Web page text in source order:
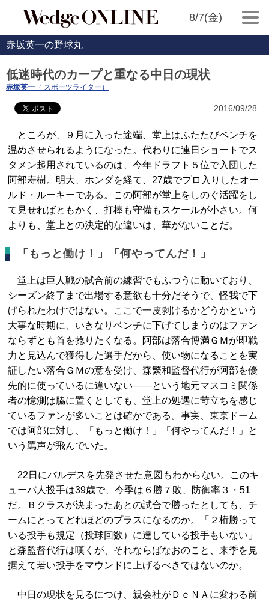
8/7(金)
赤坂英一の野球丸
低迷時代のカープと重なる中日の現状
赤坂英一 （ スポーツライター）
2016/09/28
ところが、９月に入った途端、堂上はふたたびベンチを
温めさせられるようになった。代わりに連日ショートでス
タメン起用されているのは、今年ドラフト５位で入団した
阿部寿樹。明大、ホンダを経て、27歳でプロ入りしたオー
ルド・ルーキーである。この阿部が堂上をしのぐ活躍をし
て見せればともかく、打棒も守備もスケールが小さい。何
よりも、堂上との決定的な違いは、華がないことだ。
「もっと働け！」「何やってんだ！」
堂上は巨人戦の試合前の練習でもふつうに動いており、
シーズン終了まで出場する意欲も十分だそうで、怪我で下
げられたわけではない。ここで一皮剥けるかどうかという
大事な時期に、いきなりベンチに下げてしまうのはファン
ならずとも首を捻りたくなる。阿部は落合博満ＧＭが即戦
力と見込んで獲得した選手だから、使い物になることを実
証したい落合ＧＭの意を受け、森繁和監督代行が阿部を優
先的に使っているに違いない——という地元マスコミ関係
者の憶測は脇に置くとしても、堂上の処遇に苛立ちを感じ
ているファンが多いことは確かである。事実、東京ドーム
では阿部に対し、「もっと働け！」「何やってんだ！」と
いう罵声が飛んでいた。
22日にバルデスを先発させた意図もわからない。このキ
ューバ人投手は39歳で、今季は６勝７敗、防御率３・51
だ。Ｂクラスが決まったあとの試合で勝ったとしても、チ
ームにとってどれほどのプラスになるのか。「２桁勝って
いる投手も規定（投球回数）に達している投手もいない」
と森監督代行は嘆くが、それならばなおのこと、来季を見
据えて若い投手をマウンドに上げるべきではないのか。
中日の現状を見るにつけ、親会社がＤｅＮＡに変わる前